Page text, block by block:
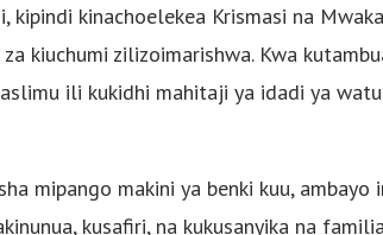
kipindi kinachoelekea Krismasi na
kiuchumi zilizoimarishwa. Kwa
ili kukidhi mahitaji ya idadi ya
mipango makini ya benki kuu,
kusafiri, na kukusanyika na